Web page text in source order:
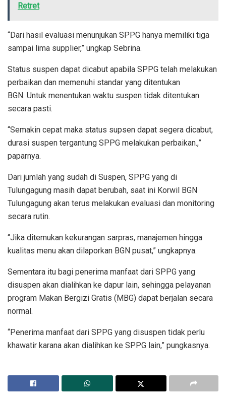
Retret
“Dari hasil evaluasi menunjukan SPPG hanya memiliki tiga
sampai lima supplier,” ungkap Sebrina.
Status suspen dapat dicabut apabila SPPG telah melakukan
perbaikan dan memenuhi standar yang ditentukan
BGN. Untuk menentukan waktu suspen tidak ditentukan
secara pasti.
“Semakin cepat maka status supsen dapat segera dicabut,
durasi suspen tergantung SPPG melakukan perbaikan.,”
paparnya.
Dari jumlah yang sudah di Suspen, SPPG yang di
Tulungagung masih dapat berubah, saat ini Korwil BGN
Tulungagung akan terus melakukan evaluasi dan monitoring
secara rutin.
“Jika ditemukan kekurangan sarpras, manajemen hingga
kualitas menu akan dilaporkan BGN pusat,” ungkapnya.
Sementara itu bagi penerima manfaat dari SPPG yang
disuspen akan dialihkan ke dapur lain, sehingga pelayanan
program Makan Bergizi Gratis (MBG) dapat berjalan secara
normal.
“Penerima manfaat dari SPPG yang disuspen tidak perlu
khawatir karana akan dialihkan ke SPPG lain,” pungkasnya.